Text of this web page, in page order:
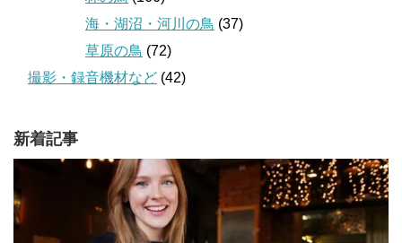
海・湖沼・河川の鳥 (37)
草原の鳥 (72)
撮影・録音機材など (42)
新着記事